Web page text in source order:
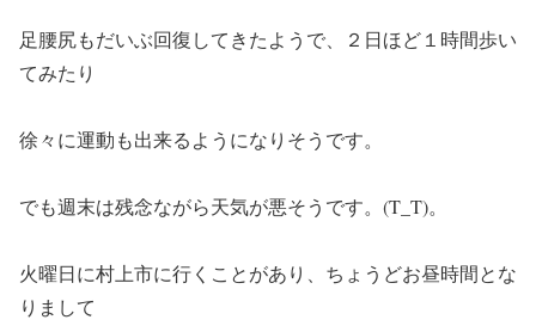
足腰尻もだいぶ回復してきたようで、２日ほど１時間歩い
てみたり
徐々に運動も出来るようになりそうです。
でも週末は残念ながら天気が悪そうです。(T_T)。
火曜日に村上市に行くことがあり、ちょうどお昼時間とな
りまして